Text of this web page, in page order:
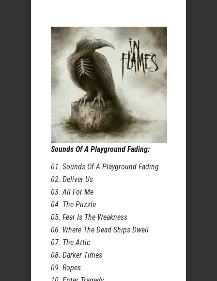
Sounds Of A Playground Fading:
01. Sounds Of A Playground Fading
02. Deliver Us
03. All For Me
04. The Puzzle
05. Fear Is The Weakness
06. Where The Dead Ships Dwell
07. The Attic
08. Darker Times
09. Ropes